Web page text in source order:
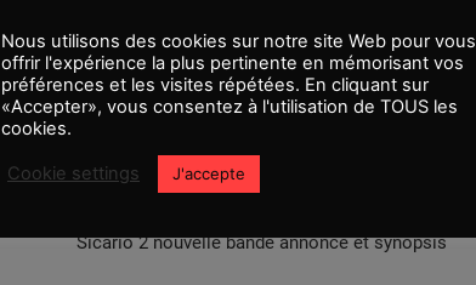
Sicario 2 nouvelle bande annonce et synopsis
Nous utilisons des cookies sur notre site Web pour vous
offrir l'expérience la plus pertinente en mémorisant vos
préférences et les visites répétées. En cliquant sur
«Accepter», vous consentez à l'utilisation de TOUS les
cookies.
Cookie settings J'accepte